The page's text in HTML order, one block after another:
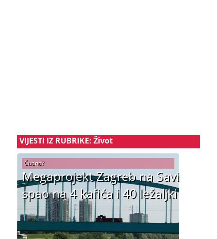
VIJESTI IZ RUBRIKE: Život
Megaprojekt Zagreb na Savi
spao na 4 kafića i 40 ležaljki
Čudno?